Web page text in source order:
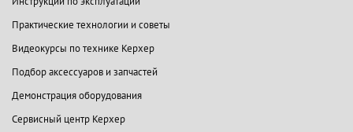
Практические технологии и советы
Видеокурсы по технике Керхер
Подбор аксессуаров и запчастей
Демонстрация оборудования
Сервисный центр Керхер